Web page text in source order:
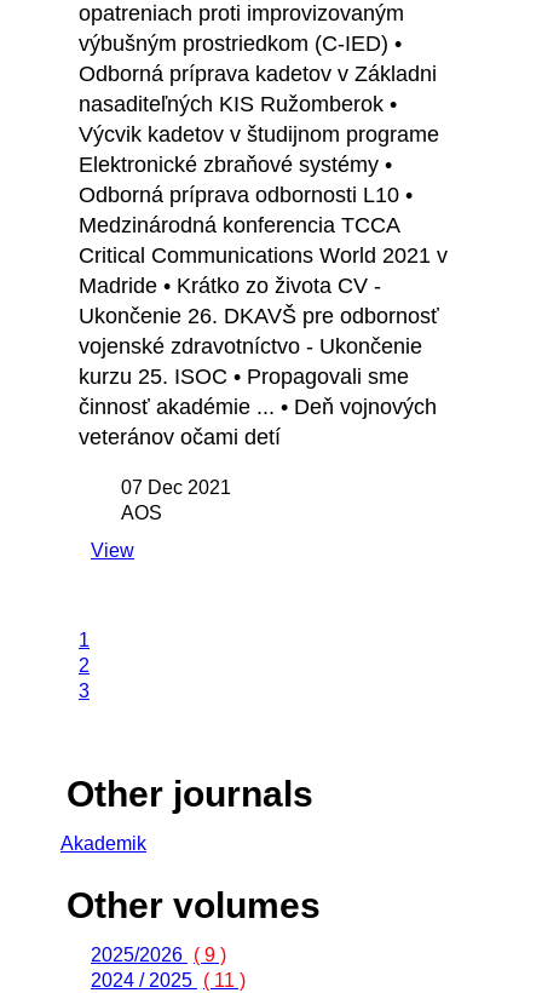
opatreniach proti improvizovaným
výbušným prostriedkom (C-IED) •
Odborná príprava kadetov v Základni
nasaditeľných KIS Ružomberok •
Výcvik kadetov v študijnom programe
Elektronické zbraňové systémy •
Odborná príprava odbornosti L10 •
Medzinárodná konferencia TCCA
Critical Communications World 2021 v
Madride • Krátko zo života CV -
Ukončenie 26. DKAVŠ pre odbornosť
vojenské zdravotníctvo - Ukončenie
kurzu 25. ISOC • Propagovali sme
činnosť akadémie ... • Deň vojnových
veteránov očami detí
07 Dec 2021
AOS
View
1
2
3
Other journals
Akademik
Other volumes
2025/2026 ( 9 )
2024 / 2025 ( 11 )